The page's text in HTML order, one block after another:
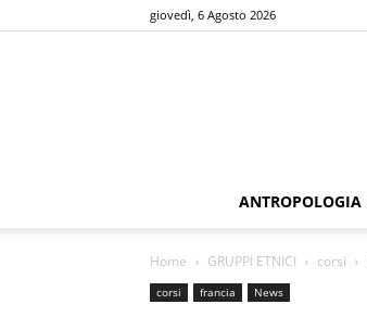
giovedì, 6 Agosto 2026
ANTROPOLOGIA
Home GRUPPI ETNICI corsi
corsi francia News